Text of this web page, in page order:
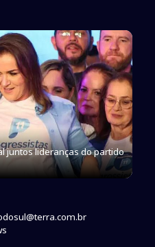
juntos lideranças do partido